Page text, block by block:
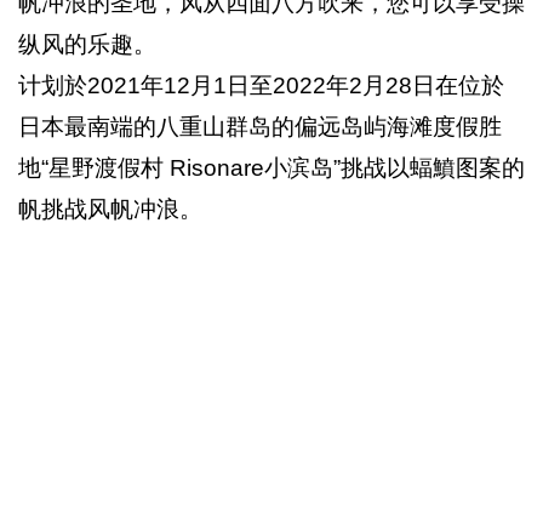
纵风的乐趣。
计划於2021年12月1日至2022年2月28日在位於
日本最南端的八重山群岛的偏远岛屿海滩度假胜
地“星野渡假村 Risonare小滨岛”挑战以蝠鱝图案的
帆挑战风帆冲浪。